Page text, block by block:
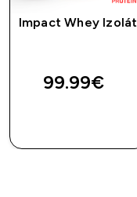
Impact Whey Izolát
99.99€‎